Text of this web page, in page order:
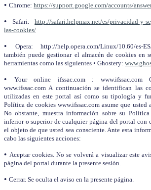
• Chrome: https://support.google.com/accounts/
• Safari: http://safari.helpmax.net/es/privacidad-y-
las-cookies/
• Opera: http://help.opera.com/Linux/10.60/es-
también puede gestionar el almacén de cookies en
herramientas como las siguientes • Ghostery:
• Your online ifssac.com : www.ifssac.com
www.ifssac.com A continuación se identifican las
utilizadas en este portal así como su tipología y
Política de cookies www.ifssac.com asume que usted
No obstante, muestra información sobre su
inferior o superior de cualquier página del portal con
el objeto de que usted sea consciente. Ante esta
cabo las siguientes acciones:
• Aceptar cookies. No se volverá a visualizar este
página del portal durante la presente sesión.
• Cerrar. Se oculta el aviso en la presente página.